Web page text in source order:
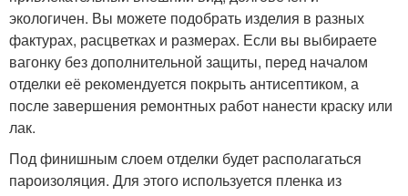
экологичен. Вы можете подобрать изделия в разных
фактурах, расцветках и размерах. Если вы выбираете
вагонку без дополнительной защиты, перед началом
отделки её рекомендуется покрыть антисептиком, а
после завершения ремонтных работ нанести краску или
лак.
Под финишным слоем отделки будет располагаться
пароизоляция. Для этого используется пленка из